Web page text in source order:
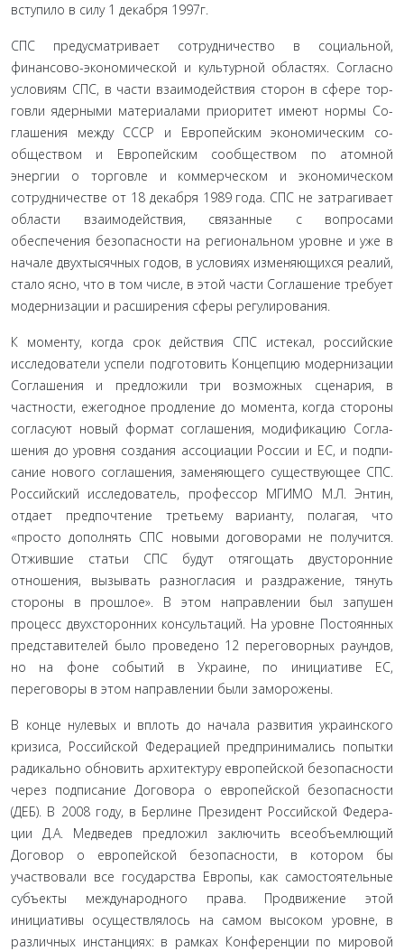
вступило в силу 1 декабря 1997г.
СПС предусматривает сотрудничество в социальной,
финансово-экономической и культурной областях. Согласно
условиям СПС, в части взаимодействия сторон в сфере тор­
говли ядерными материалами приоритет имеют нормы Со­
глашения между СССР и Европейским экономическим со­
обществом и Европейским сообществом по атомной
энергии о торговле и коммерческом и экономическом
сотрудничестве от 18 декабря 1989 года. СПС не затрагивает
области взаимо­действия, связанные с вопросами
обеспечения безопасности на региональном уровне и уже в
начале двухтысячных годов, в условиях изменяющихся реалий,
стало ясно, что в том числе, в этой части Соглашение требует
модернизации и расширения сферы регулирования.
К моменту, когда срок действия СПС истекал, российские
исследователи успели подготовить Концепцию модерниза­ции
Соглашения и предложили три возможных сценария, в
частности, ежегодное продление до момента, когда стороны
согласуют новый формат соглашения, модификацию Согла­
шения до уровня создания ассоциации России и ЕС, и подпи­
сание нового соглашения, заменяющего существующее СПС.
Российский исследователь, профессор МГИМО М.Л. Энтин,
отдает предпочтение третьему варианту, полагая, что
«просто дополнять СПС новыми договорами не получится.
Отжившие статьи СПС будут отягощать двусторонние
отношения, вызы­вать разногласия и раздражение, тянуть
стороны в прошлое». В этом направлении был запушен
процесс двухсторонних кон­сультаций. На уровне Постоянных
представителей было про­ведено 12 переговорных раундов,
но на фоне событий в Укра­ине, по инициативе ЕС,
переговоры в этом направлении были заморожены.
В конце нулевых и вплоть до начала развития украинского
кризиса, Российской Федерацией предпринимались попытки
радикально обновить архитектуру европейской безопасно­сти
через подписание Договора о европейской безопасности
(ДЕБ). В 2008 году, в Берлине Президент Российской Федера­
ции Д.А. Медведев предложил заключить всеобъемлющий
Договор о европейской безопасности, в котором бы
участво­вали все государства Европы, как самостоятельные
субъекты международного права. Продвижение этой
инициативы осуществлялось на самом высоком уровне, в
различных инстан­циях: в рамках Конференции по мировой